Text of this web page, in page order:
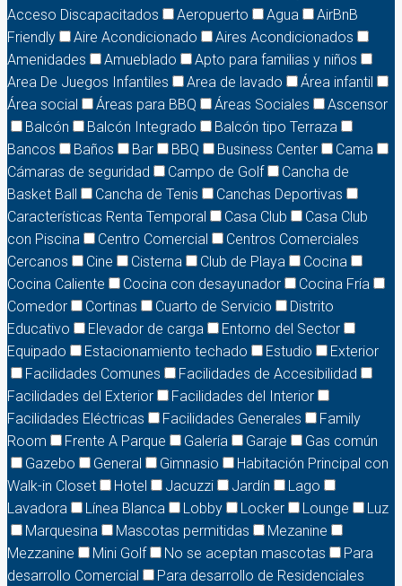
Acceso Discapacitados
Aeropuerto Agua
AirBnB
Friendly
Aire Acondicionado
Aires Acondicionados
Amenidades
Amueblado
Apto para familias y niños
Area De Juegos Infantiles
Area de lavado
Área infantil
Área social
Áreas para BBQ Áreas Sociales
Ascensor
Balcón
Balcón Integrado
Balcón tipo Terraza
Bancos
Baños Bar BBQ Business Center
Cama
Cámaras de seguridad
Campo de Golf
Cancha de
Basket Ball
Cancha de Tenis
Canchas Deportivas
Características Renta Temporal
Casa Club
Casa Club
con Piscina
Centro Comercial
Centros Comerciales
Cercanos
Cine Cisterna Club de Playa
Cocina
Cocina Caliente
Cocina con desayunador
Cocina Fría
Comedor
Cortinas Cuarto de Servicio
Distrito
Educativo
Elevador de carga
Entorno del Sector
Equipado
Estacionamiento techado Estudio
Exterior
Facilidades Comunes
Facilidades de Accesibilidad
Facilidades del Exterior
Facilidades del Interior
Facilidades Eléctricas
Facilidades Generales
Family
Room
Frente A Parque Galería Garaje
Gas común
Gazebo
General Gimnasio
Habitación Principal con
Walk-in Closet
Hotel Jacuzzi Jardín
Lago
Lavadora
Línea Blanca Lobby Locker Lounge
Luz
Marquesina
Mascotas permitidas
Mezanine
Mezzanine
Mini Golf No se aceptan mascotas
Para
desarrollo Comercial
Para desarrollo de Residenciales